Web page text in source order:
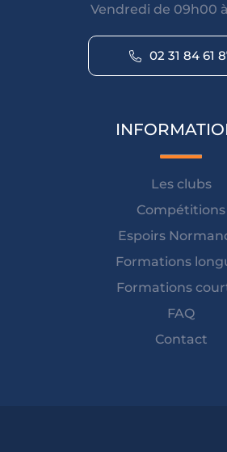
Vendredi de 09h00
02 31 84 61
Les clubs
Compétitions
Espoirs
Formations
Formations
FAQ
Contact